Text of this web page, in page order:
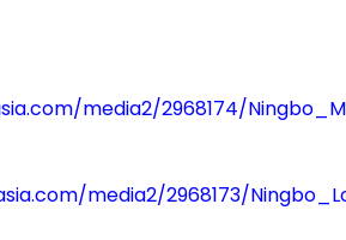
media2/2968174/
media2/2968173/